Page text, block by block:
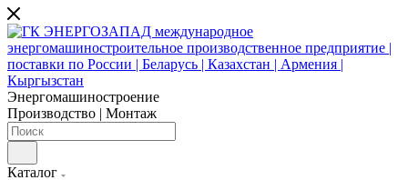
Энергомашиностроение
Производство | Монтаж
Каталог